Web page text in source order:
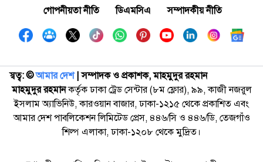
গোপনীয়তা নীতি
ডিএমসিএ সম্পাদকীয় নীতি
স্বত্ব: ©️আমার দেশ| সম্পাদক ও প্রকাশক, মাহমুদুর রহমান
মাহমুদুর রহমানকর্তৃক ঢাকা ট্রেড সেন্টার (৮ম ফ্লোর), ৯৯, কাজী নজরুল
ইসলাম অ্যাভিনিউ, কারওয়ান বাজার, ঢাকা-১২১৫ থেকে প্রকাশিত এবং
আমার দেশ পাবলিকেশন লিমিটেড প্রেস, ৪৪৬/সি ও ৪৪৬/ডি, তেজগাঁও
শিল্প এলাকা, ঢাকা-১২০৮ থেকে মুদ্রিত।